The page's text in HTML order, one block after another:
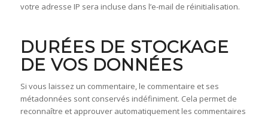
votre adresse IP sera incluse dans l’e-mail de réinitialisation.
DURÉES DE STOCKAGE
DE VOS DONNÉES
Si vous laissez un commentaire, le commentaire et ses
métadonnées sont conservés indéfiniment. Cela permet de
reconnaître et approuver automatiquement les commentaires